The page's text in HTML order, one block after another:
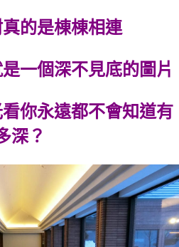
的是棟棟相連
一個深不見底的圖片
你永遠都不會知道有
深？